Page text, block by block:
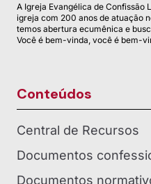
A Igreja Evangélica de Confissão
igreja com 200 anos de atuação
temos abertura ecumênica e
Você é bem-vinda, você é bem-
Conteúdos
Central de Recursos
Documentos
Documentos